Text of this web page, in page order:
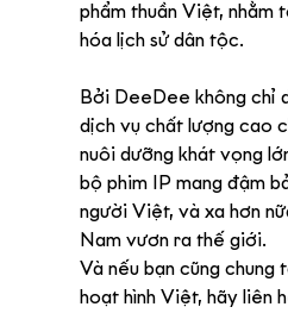
phẩm thuần Việt, nhằm
hóa lịch sử dân tộc.
Bởi DeeDee không chỉ
dịch vụ chất lượng cao
nuôi dưỡng khát vọng
bộ phim IP mang đậm
người Việt, và xa hơn
Nam vươn ra thế giới.
Và nếu bạn cũng chung
hoạt hình Việt, hãy liên